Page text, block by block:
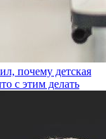
почему детская
с этим делать